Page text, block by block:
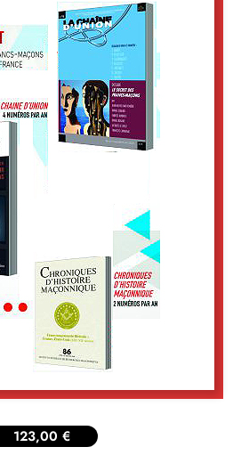
regards sur HIRAM
Vue Rapide